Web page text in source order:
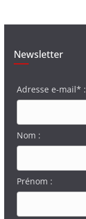
Newsletter
Adresse e-mail* :
Nom :
Prénom :